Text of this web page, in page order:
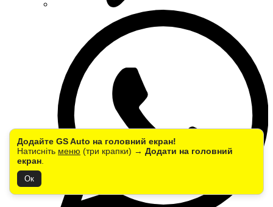
Додайте GS Auto на головний екран!
Натисніть меню (три крапки) → Додати на головний
екран
Ок